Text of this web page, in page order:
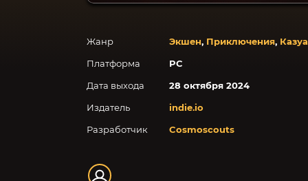
Жанр Экшен, Приключения,
Платформа
PC
Дата выхода
28 октября 2024
Издатель
indie.io
Разработчик
Cosmoscouts